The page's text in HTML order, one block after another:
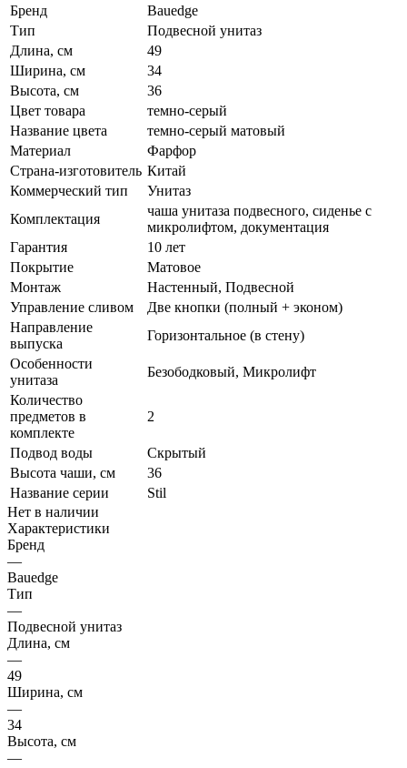
Бренд
Bauedge
Тип
Подвесной унитаз
Длина, см
49
Ширина, см
34
Высота, см
36
Цвет товара
темно-серый
Название цвета
темно-серый матовый
Материал
Фарфор
Страна-изготовитель Китай
Коммерческий тип
Унитаз
Комплектация
чаша унитаза подвесного, сиденье с
микролифтом, документация
Гарантия
10 лет
Покрытие
Матовое
Монтаж
Настенный, Подвесной
Управление сливом
Две кнопки (полный + эконом)
Направление
выпуска
Горизонтальное (в стену)
Особенности
унитаза
Безободковый, Микролифт
Количество
предметов в
комплекте
2
Подвод воды
Скрытый
Высота чаши, см
36
Название серии
Stil
Нет в наличии
Характеристики
Бренд
—
Bauedge
Тип
—
Подвесной унитаз
Длина, см
—
49
Ширина, см
—
34
Высота, см
—